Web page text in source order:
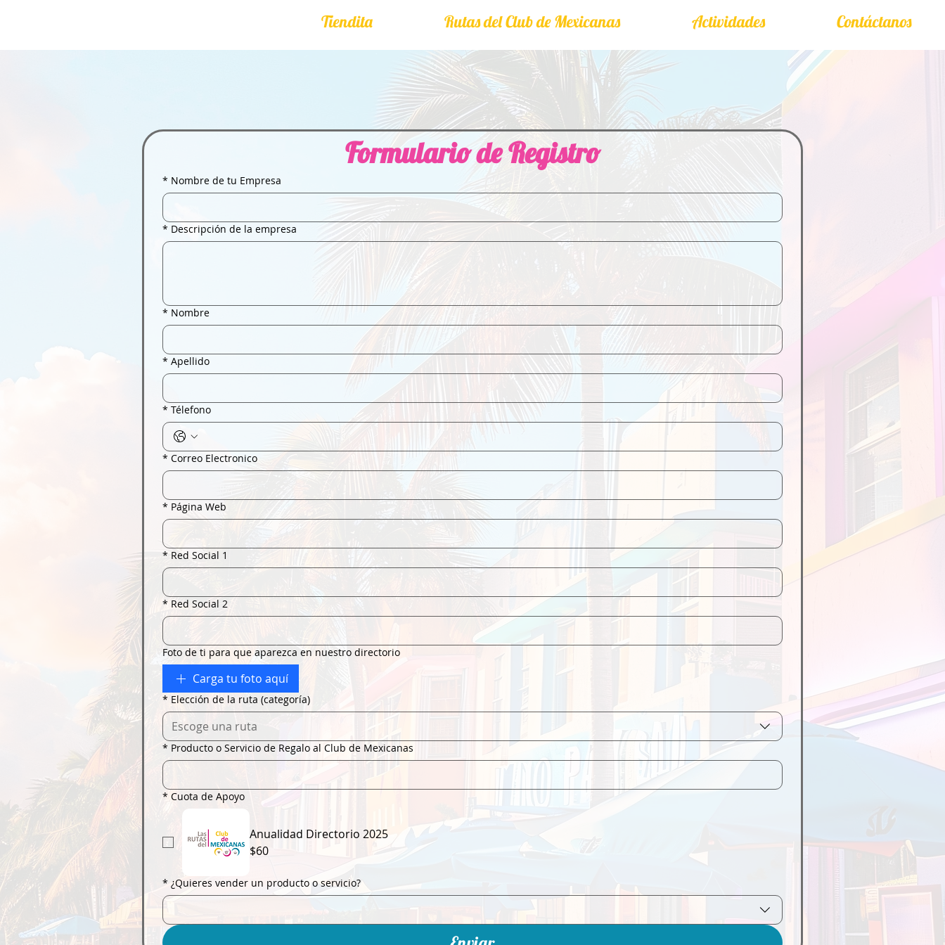
Tiendita Rutas del Club de Mexicanas Actividades Contáctanos
Formulario de Registro
* Nombre de tu Empresa
* Descripción de la empresa
* Nombre
* Apellido
* Télefono
* Correo Electronico
* Página Web
* Red Social 1
* Red Social 2
Foto de ti para que aparezca en nuestro directorio
Carga tu foto aquí
* Elección de la ruta (categoría)
Escoge una ruta
* Producto o Servicio de Regalo al Club de Mexicanas
* Cuota de Apoyo
Anualidad Directorio 2025
$60
* ¿Quieres vender un producto o servicio?